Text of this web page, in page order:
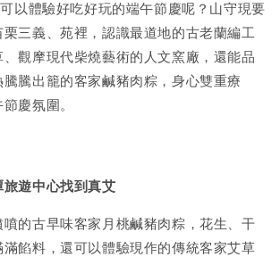
以體驗好吃好玩的端午節慶呢？山守現要
三義、苑裡，認識最道地的古老蘭編工
觀摩現代柴燒藝術的人文窯廠，還能品
騰出籠的客家鹹豬肉粽，身心雙重療
慶氛圍。
遊中心找到真艾
的古早味客家月桃鹹豬肉粽，花生、干
滿餡料，還可以體驗現作的傳統客家艾草